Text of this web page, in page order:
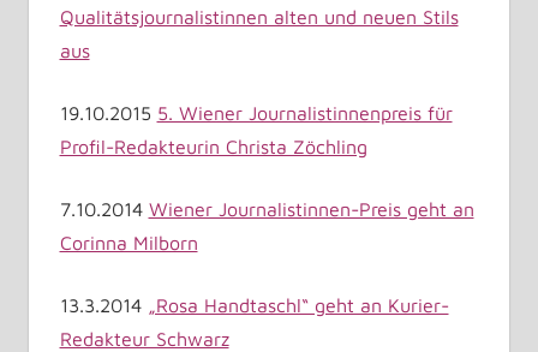
Qualitätsjournalistinnen alten und neuen Stils
aus
19.10.2015 5. Wiener Journalistinnenpreis für
Profil-Redakteurin Christa Zöchling
7.10.2014 Wiener Journalistinnen-Preis geht an
Corinna Milborn
13.3.2014 „Rosa Handtaschl“ geht an Kurier-
Redakteur Schwarz